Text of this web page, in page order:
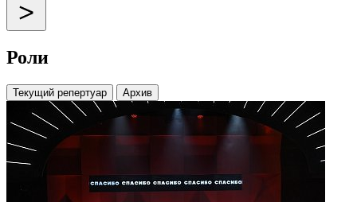
Роли
Текущий репертуар Архив